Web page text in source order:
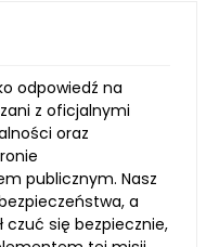
odpowiedź na
z oficjalnymi
oraz
publicznym. Nasz
a
się bezpiecznie,